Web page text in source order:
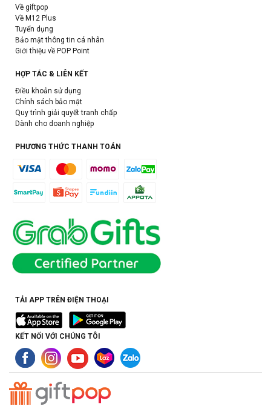
Về giftpop
Về M12 Plus
Tuyển dụng
Bảo mật thông tin cá nhân
Giới thiệu về POP Point
HỢP TÁC & LIÊN KẾT
Điều khoản sử dụng
Chính sách bảo mật
Quy trình giải quyết tranh chấp
Dành cho doanh nghiệp
PHƯƠNG THỨC THANH TOÁN
TẢI APP TRÊN ĐIỆN THOẠI
KẾT NỐI VỚI CHÚNG TÔI